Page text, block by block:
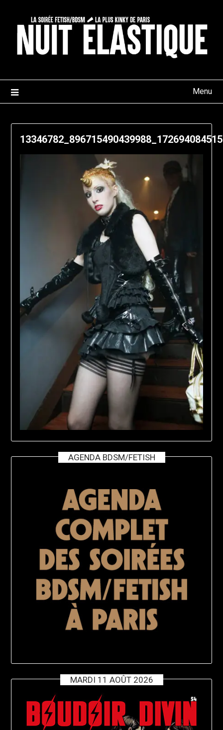
content
Menu
AGENDA BDSM/FETISH
MARDI 11 AOÛT 2026